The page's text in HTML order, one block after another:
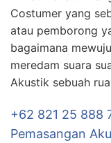
Costumer yang
atau pemborong
bagaimana
meredam suara
Akustik sebuah
+62 821 25 888
Pemasangan